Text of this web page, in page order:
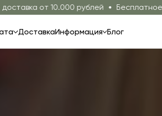
рублей Бесплатное средство для
ДоставкаИнформация Блог